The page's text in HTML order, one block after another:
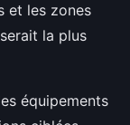
et les zones
la plus
équipements